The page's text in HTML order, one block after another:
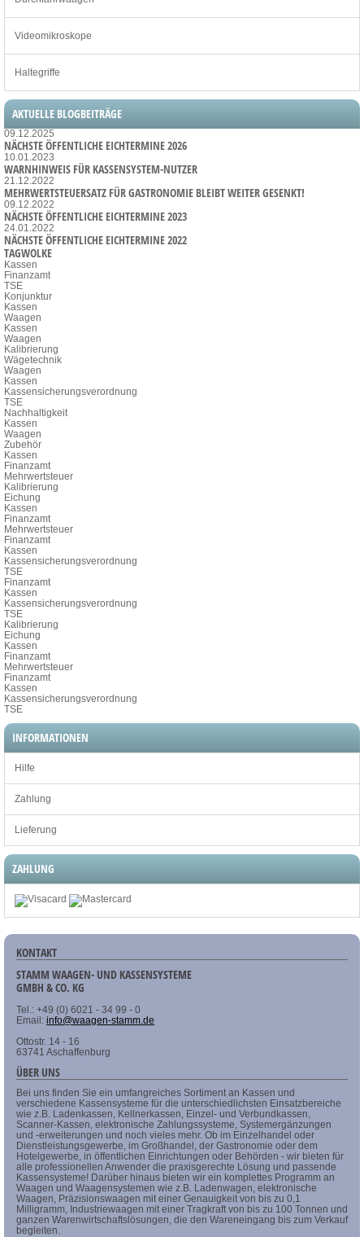
Videomikroskope
Haltegriffe
AKTUELLE BLOGBEITRÄGE
09.12.2025
NÄCHSTE ÖFFENTLICHE EICHTERMINE 2026
10.01.2023
WARNHINWEIS FÜR KASSENSYSTEM-NUTZER
21.12.2022
MEHRWERTSTEUERSATZ FÜR GASTRONOMIE BLEIBT WEITER GESENKT!
09.12.2022
NÄCHSTE ÖFFENTLICHE EICHTERMINE 2023
24.01.2022
NÄCHSTE ÖFFENTLICHE EICHTERMINE 2022
TAGWOLKE
Kassen
Finanzamt
TSE
Konjunktur
Kassen
Waagen
Kassen
Waagen
Kalibrierung
Wägetechnik
Waagen
Kassen
Kassensicherungsverordnung
TSE
Nachhaltigkeit
Kassen
Waagen
Zubehör
Kassen
Finanzamt
Mehrwertsteuer
Kalibrierung
Eichung
Kassen
Finanzamt
Mehrwertsteuer
Finanzamt
Kassen
Kassensicherungsverordnung
TSE
Finanzamt
Kassen
Kassensicherungsverordnung
TSE
Kalibrierung
Eichung
Kassen
Finanzamt
Mehrwertsteuer
Finanzamt
Kassen
Kassensicherungsverordnung
TSE
INFORMATIONEN
Hilfe
Zahlung
Lieferung
ZAHLUNG
KONTAKT
STAMM WAAGEN- UND KASSENSYSTEME
GMBH & CO. KG
Tel.: +49 (0) 6021 - 34 99 - 0
Email: info@waagen-stamm.de
Ottostr. 14 - 16
63741 Aschaffenburg
ÜBER UNS
Bei uns finden Sie ein umfangreiches Sortiment an Kassen und
verschiedene Kassensysteme für die unterschiedlichsten Einsatzbereiche
wie z.B. Ladenkassen, Kellnerkassen, Einzel- und Verbundkassen,
Scanner-Kassen, elektronische Zahlungssysteme, Systemergänzungen
und -erweiterungen und noch vieles mehr. Ob im Einzelhandel oder
Dienstleistungsgewerbe, im Großhandel, der Gastronomie oder dem
Hotelgewerbe, in öffentlichen Einrichtungen oder Behörden - wir bieten für
alle professionellen Anwender die praxisgerechte Lösung und passende
Kassensysteme! Darüber hinaus bieten wir ein komplettes Programm an
Waagen und Waagensystemen wie z.B. Ladenwagen, elektronische
Waagen, Präzisionswaagen mit einer Genauigkeit von bis zu 0,1
Milligramm, Industriewaagen mit einer Tragkraft von bis zu 100 Tonnen und
ganzen Warenwirtschaftslösungen, die den Wareneingang bis zum Verkauf
begleiten.